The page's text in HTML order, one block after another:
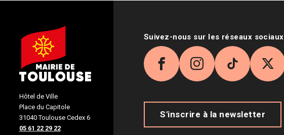
Hôtel de Ville
Place du Capitole
31040 Toulouse Cedex 6
05 61 22 29 22
Suivez-nous sur les réseaux sociaux
FacebookInstagram
TikTokX
S'inscrire à la newsletter